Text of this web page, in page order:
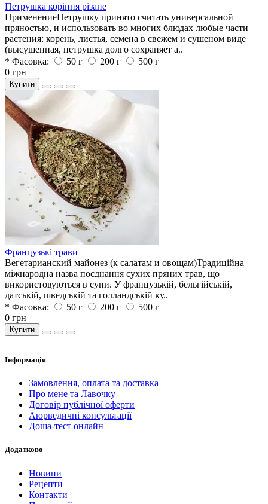
Петрушка коріння різане
ПрименениеПетрушку принято считать универсальной
пряностью, и использовать во многих блюдах любые части
растения: корень, листья, семена в свежем и сушеном виде
(высушенная, петрушка долго сохраняет а..
* Фасовка:
50 г 200 г
500 г
0 грн
Купити
Французькі трави
Вегетарианский майонез (к салатам и овощам)Традиційна
міжнародна назва поєднання сухих пряних трав, що
використовуються в супи. У французькій, бельгійській,
датській, шведській та голландській ку..
* Фасовка:
50 г 200 г
500 г
0 грн
Купити
Iнформація
Замовлення, оплата та доставка
Про мене та Лавочку
Договір публічної оферти
Аюрведичні консультації
Доша-тест онлайн
Додатково
Новини
Рецепти
Контакти